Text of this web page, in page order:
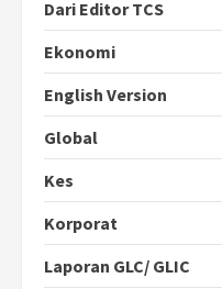
Dari Editor TCS
Ekonomi
English Version
Global
Kes
Korporat
Laporan GLC/ GLIC